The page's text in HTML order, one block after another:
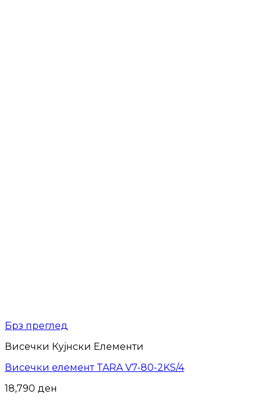
Брз преглед
Висечки Кујнски Елементи
Висечки елемент TARA V7-80-2KS/4
18,790 ден